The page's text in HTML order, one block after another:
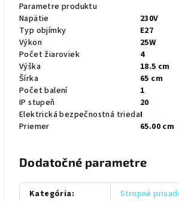
Parametre produktu
Napätie
230V
Typ objímky
E27
Výkon
25W
Počet žiaroviek
4
Výška
18.5 cm
Šírka
65 cm
Počet balení
1
IP stupeň
20
Elektrická bezpečnostná triedaI
Priemer
65.00 cm
Dodatočné parametre
Kategória: Stropné